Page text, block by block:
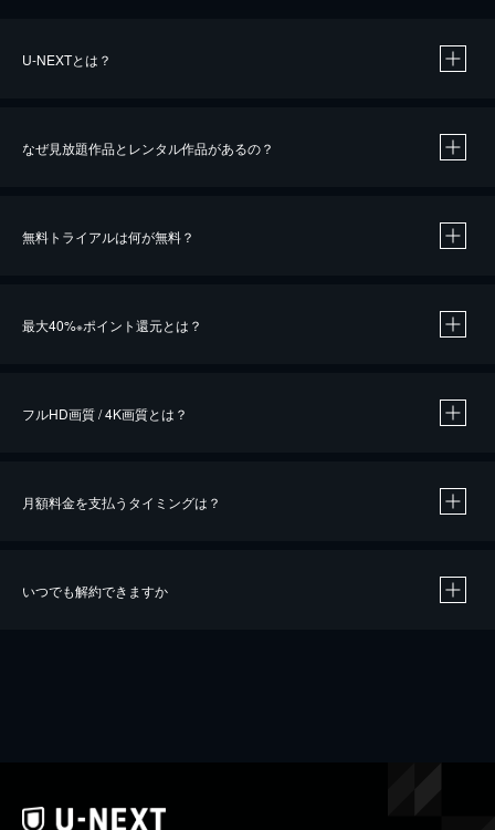
U-NEXTとは？
なぜ見放題作品とレンタル作品があるの？
無料トライアルは何が無料？
最大40%※ポイント還元とは？
※40％ポイント還元の対象は、クレジットカード決済による作品の購入 / レンタルです。
フルHD画質 / 4K画質とは？
月額料金を支払うタイミングは？
いつでも解約できますか